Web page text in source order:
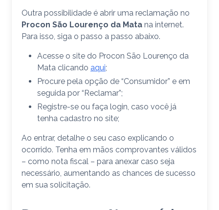
Outra possibilidade é abrir uma reclamação no
Procon São Lourenço da Mata na internet.
Para isso, siga o passo a passo abaixo.
Acesse o site do Procon São Lourenço da
Mata clicando aqui;
Procure pela opção de “Consumidor” e em
seguida por “Reclamar”;
Registre-se ou faça login, caso você já
tenha cadastro no site;
Ao entrar, detalhe o seu caso explicando o
ocorrido. Tenha em mãos comprovantes válidos
– como nota fiscal – para anexar caso seja
necessário, aumentando as chances de sucesso
em sua solicitação.